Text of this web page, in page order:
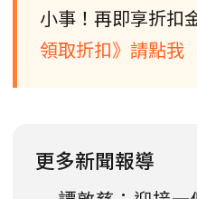
小事！再即享折扣
領取折扣》請點我
更多新聞報導